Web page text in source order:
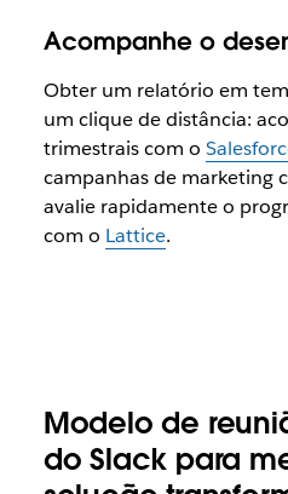
Acompanhe o
Obter um relatório em
um clique de distância:
trimestrais com o
campanhas de marketing
avalie rapidamente o
com o Lattice.
Modelo de
do Slack para